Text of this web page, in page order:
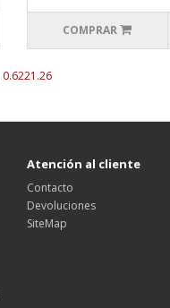
COMPRAR
0.6221.26
Atención al cliente
Contacto
Devoluciones
SiteMap